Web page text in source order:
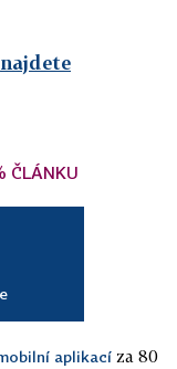
najdete
ČLÁNKU
aplikací za 80